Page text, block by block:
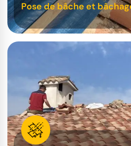
Pose de bâche et